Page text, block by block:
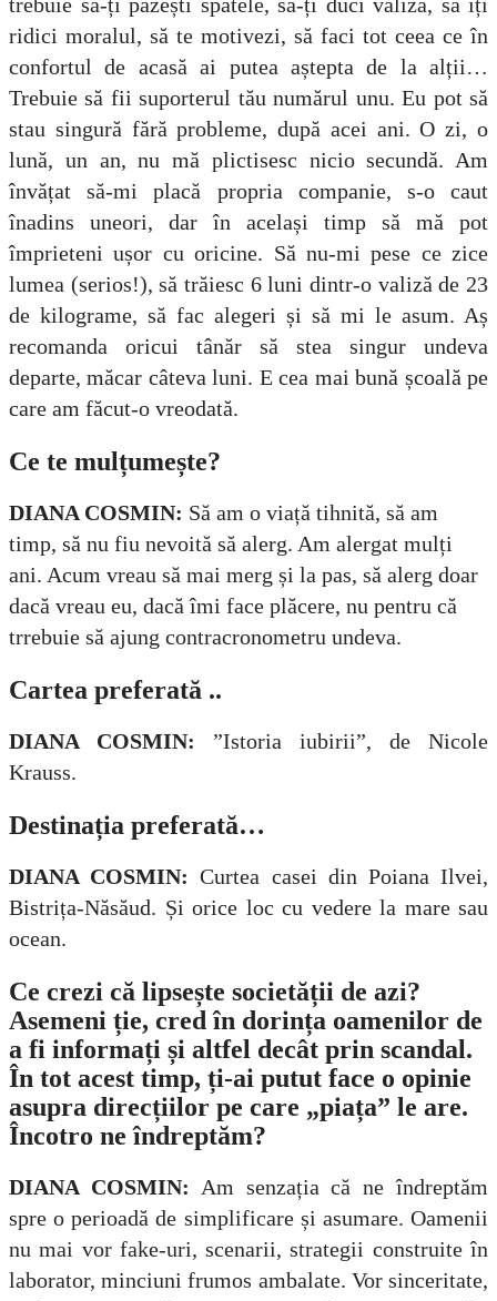
trebuie să-ți păzești spatele, să-ți duci valiza, să îți
ridici moralul, să te motivezi, să faci tot ceea ce în
confortul de acasă ai putea aștepta de la alții…
Trebuie să fii suporterul tău numărul unu.Eu pot să
stau singură fără probleme, după acei ani. O zi, o
lună, un an, nu mă plictisesc nicio secundă. Am
învățat să-mi placă propria companie, s-o caut
înadins uneori, dar în același timp să mă pot
împrieteni ușor cu oricine. Să nu-mi pese ce zice
lumea (serios!), să trăiesc 6 luni dintr-o valiză de 23
de kilograme, să fac alegeri și să mi le asum. Aș
recomanda oricui tânăr să stea singur undeva
departe, măcar câteva luni. E cea mai bună școală pe
care am făcut-o vreodată.
Ce te mulțumește?
DIANA COSMIN: Să am o viață tihnită, să am
timp, să nu fiu nevoită să alerg. Am alergat mulți
ani. Acum vreau să mai merg și la pas, să alerg doar
dacă vreau eu, dacă îmi face plăcere, nu pentru că
trrebuie să ajung contracronometru undeva.
Cartea preferată ..
DIANA COSMIN: ”Istoria iubirii”, de Nicole
Krauss.
Destinația preferată…
DIANA COSMIN: Curtea casei din Poiana Ilvei,
Bistrița-Năsăud. Și orice loc cu vedere la mare sau
ocean.
Ce crezi că lipsește societății de azi?
Asemeni ție, cred în dorința oamenilor de
a fi informați și altfel decât prin scandal.
În tot acest timp, ți-ai putut face o opinie
asupra direcțiilor pe care „piața” le are.
Încotro ne îndreptăm?
DIANA COSMIN: Am senzația că ne îndreptăm
spre o perioadă de simplificare și asumare. Oamenii
nu mai vor fake-uri, scenarii, strategii construite în
laborator, minciuni frumos ambalate. Vor sinceritate,